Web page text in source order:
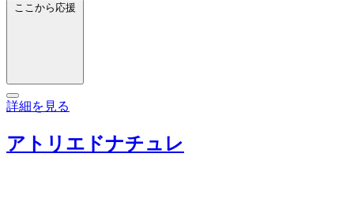
ここから応援
詳細を見る
アトリエドナチュレ